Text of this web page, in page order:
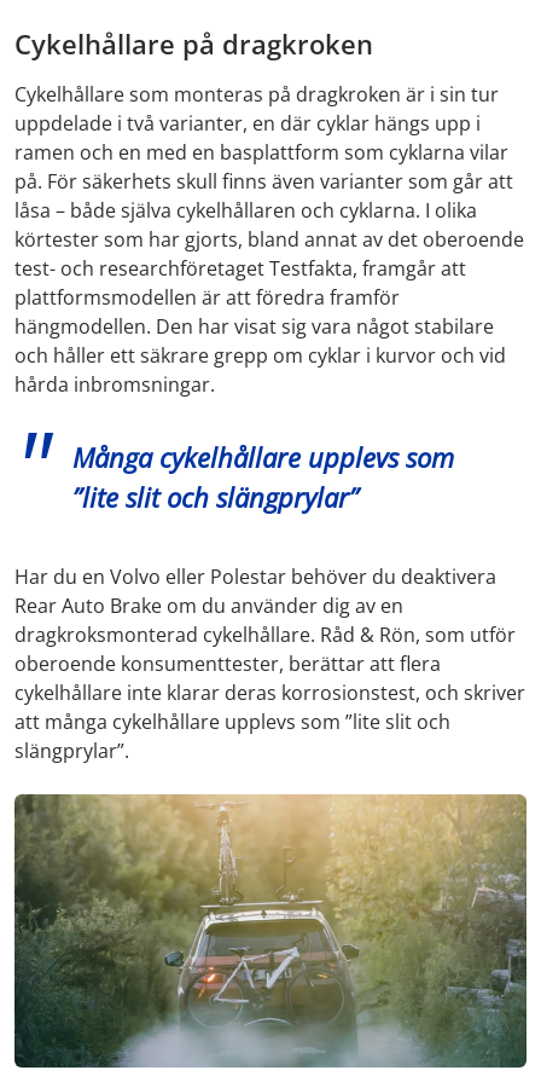
Cykelhållare på dragkroken
Cykelhållare som monteras på dragkroken är i sin tur
uppdelade i två varianter, en där cyklar hängs upp i
ramen och en med en basplattform som cyklarna vilar
på. För säkerhets skull finns även varianter som går att
låsa – både själva cykelhållaren och cyklarna. I olika
körtester som har gjorts, bland annat av det oberoende
test- och researchföretaget Testfakta, framgår att
plattformsmodellen är att föredra framför
hängmodellen. Den har visat sig vara något stabilare
och håller ett säkrare grepp om cyklar i kurvor och vid
hårda inbromsningar.
Många cykelhållare upplevs som
”lite slit och slängprylar”
Har du en Volvo eller Polestar behöver du deaktivera
Rear Auto Brake om du använder dig av en
dragkroksmonterad cykelhållare. Råd & Rön, som utför
oberoende konsumenttester, berättar att flera
cykelhållare inte klarar deras korrosionstest, och skriver
att många cykelhållare upplevs som ”lite slit och
slängprylar”.